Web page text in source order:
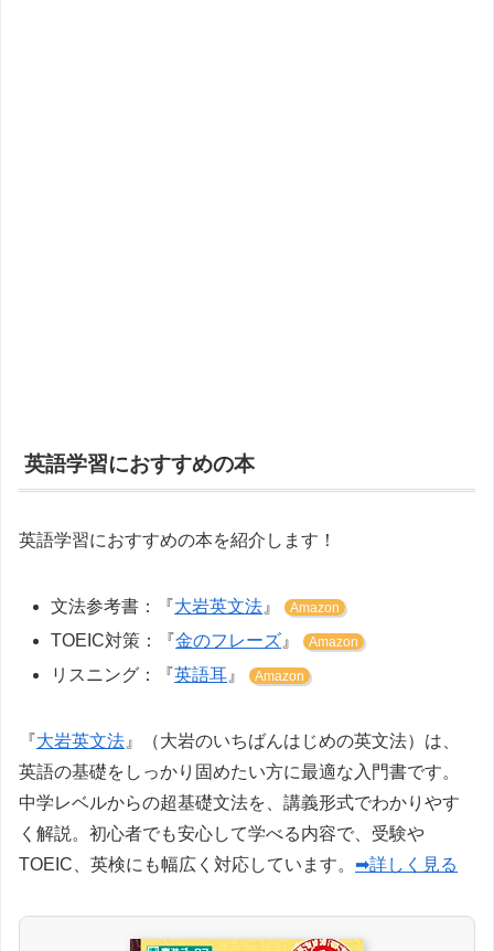
英語学習におすすめの本
英語学習におすすめの本を紹介します！
文法参考書：『大岩英文法 』 Amazon
TOEIC対策：『金のフレーズ 』 Amazon
リスニング：『英語耳 』 Amazon
『大岩英文法 』（大岩のいちばんはじめの英文法）は、
英語の基礎をしっかり固めたい方に最適な入門書です。
中学レベルからの超基礎文法を、講義形式でわかりやす
く解説。初心者でも安心して学べる内容で、受験や
TOEIC、英検にも幅広く対応しています。 ➡詳しく見る